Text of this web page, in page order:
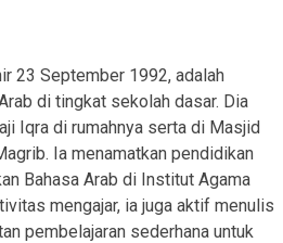
23 September 1992, adalah
di tingkat sekolah dasar. Dia
Iqra di rumahnya serta di Masjid
Ia menamatkan pendidikan
Bahasa Arab di Institut Agama
mengajar, ia juga aktif menulis
pembelajaran sederhana untuk